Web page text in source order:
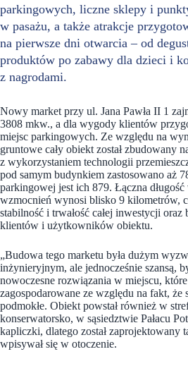
parkingowych, liczne sklepy i
w pasażu, a także atrakcje
na pierwsze dni otwarcia – od
produktów po zabawy dla dzieci i
z nagrodami.
Nowy market przy ul. Jana Pawła II 1
3808 mkw., a dla wygody klientów
miejsc parkingowych. Ze względu na
gruntowe cały obiekt został zbudowany
z wykorzystaniem technologii
pod samym budynkiem zastosowano aż
parkingowej jest ich 879. Łączna
wzmocnień wynosi blisko 9 kilometrów,
stabilność i trwałość całej inwestycji oraz
klientów i użytkowników obiektu.
„Budowa tego marketu była dużym
inżynieryjnym, ale jednocześnie szansą,
nowoczesne rozwiązania w miejscu,
zagospodarowane ze względu na fakt, że
podmokłe. Obiekt powstał również w
konserwatorsko, w sąsiedztwie Pałacu
kapliczki, dlatego został zaprojektowany
wpisywał się w otoczenie.